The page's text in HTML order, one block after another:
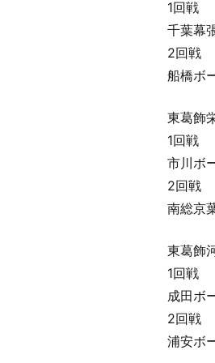
1回戦
千葉幕
2回戦
船橋ボ
東葛飾
1回戦
市川ボ
2回戦
南総京
東葛飾
1回戦
成田ボ
2回戦
浦安ボ